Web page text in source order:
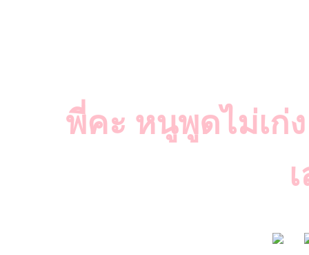
พี่คะ หนูพูดไม่เก่